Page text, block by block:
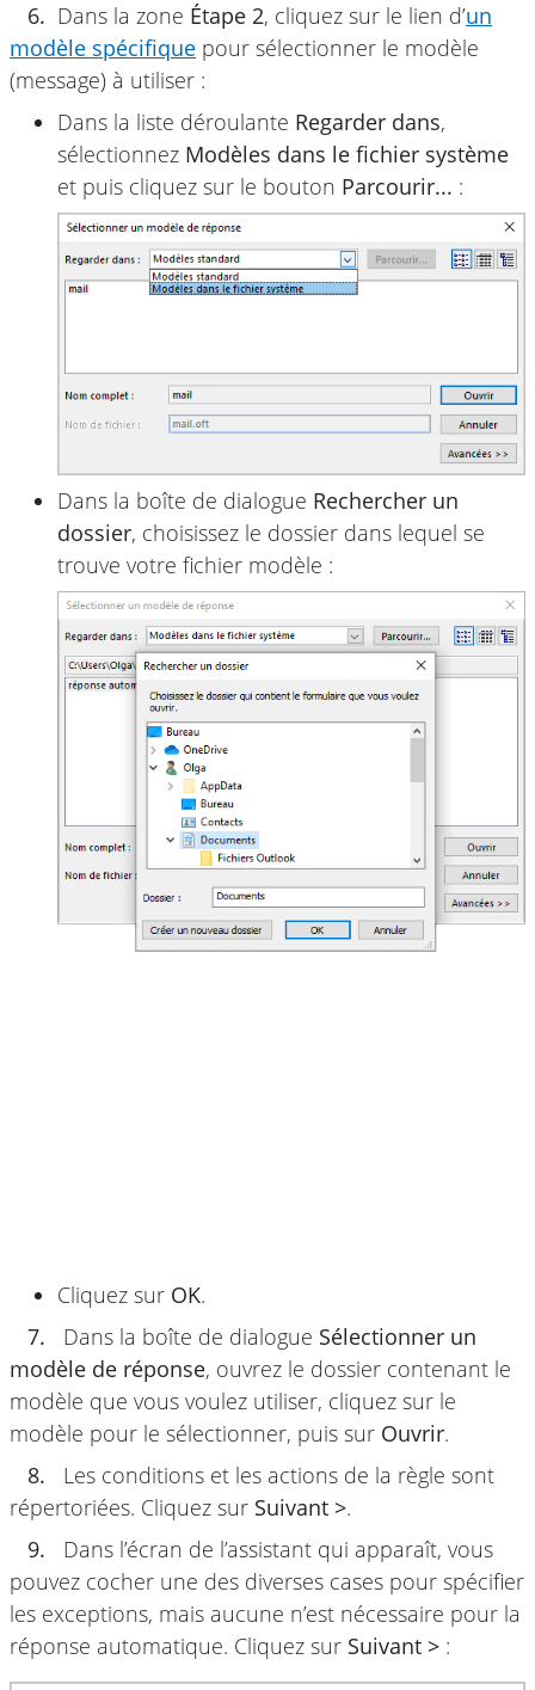
6. Dans la zone Étape 2, cliquez sur le lien d’un
modèle spécifique pour sélectionner le modèle
(message) à utiliser :
Dans la liste déroulante Regarder dans,
sélectionnez Modèles dans le fichier système
et puis cliquez sur le bouton Parcourir... :
Dans la boîte de dialogue Rechercher un
dossier, choisissez le dossier dans lequel se
trouve votre fichier modèle :
Cliquez sur OK.
7.
Dans la boîte de dialogue Sélectionner un
modèle de réponse, ouvrez le dossier contenant le
modèle que vous voulez utiliser, cliquez sur le
modèle pour le sélectionner, puis sur Ouvrir.
8.
Les conditions et les actions de la règle sont
répertoriées. Cliquez sur Suivant >.
9.
Dans l’écran de l’assistant qui apparaît, vous
pouvez cocher une des diverses cases pour spécifier
les exceptions, mais aucune n’est nécessaire pour la
réponse automatique. Cliquez sur Suivant > :